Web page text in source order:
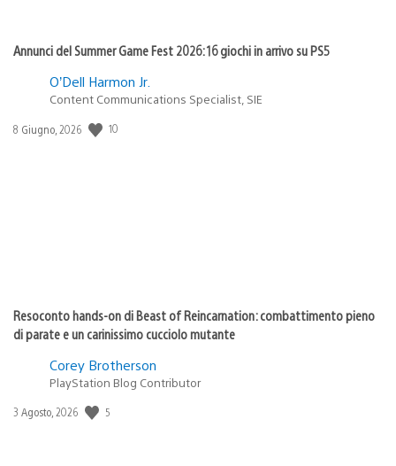
Annunci del Summer Game Fest 2026: 16 giochi in arrivo su PS5
O’Dell Harmon Jr.
Content Communications Specialist, SIE
Data
8 Giugno, 2026 10
Resoconto hands-on di Beast of Reincarnation: combattimento pieno
di parate e un carinissimo cucciolo mutante
Corey Brotherson
PlayStation Blog Contributor
Data
3 Agosto, 2026 5